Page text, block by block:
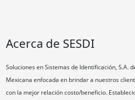
Acerca de SESDI